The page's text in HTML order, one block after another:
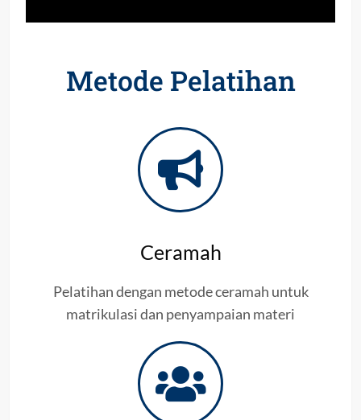
Metode Pelatihan
Ceramah
Pelatihan dengan metode ceramah untuk
matrikulasi dan penyampaian materi